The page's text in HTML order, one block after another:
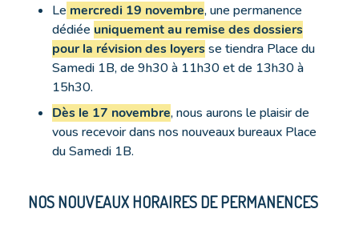
Le mercredi 19 novembre, une permanence
dédiée uniquement au remise des dossiers
pour la révision des loyersse tiendra Place du
Samedi 1B, de 9h30 à 11h30 et de 13h30 à
15h30.
Dès le 17 novembre, nous aurons le plaisir de
vous recevoir dans nos nouveaux bureaux Place
du Samedi 1B.
NOS NOUVEAUX HORAIRES DE PERMANENCES